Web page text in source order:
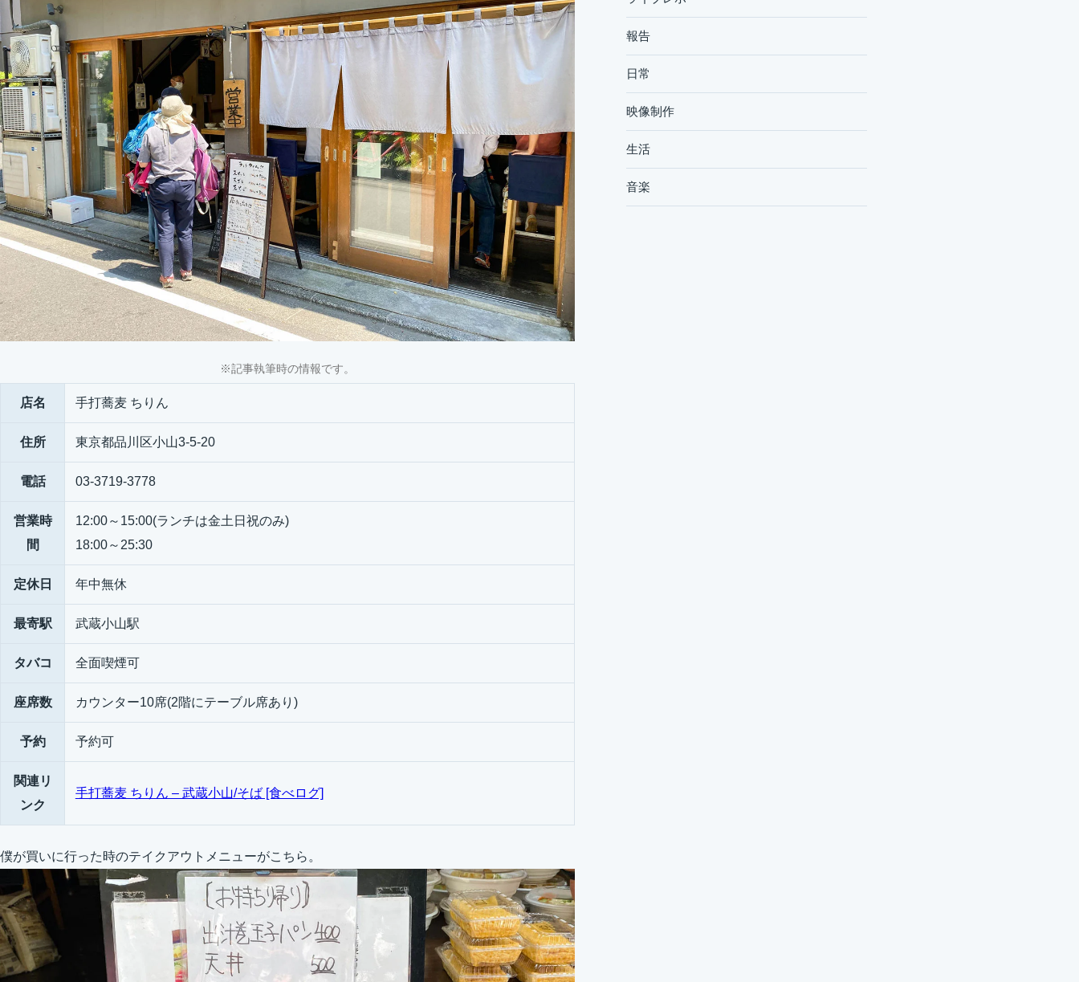
※記事執筆時の情報です。
店名 手打蕎麦 ちりん
住所 東京都品川区小山3-5-20
電話 03-3719-3778
営業時
間
12:00～15:00(ランチは金土日祝のみ)
18:00～25:30
定休日 年中無休
最寄駅 武蔵小山駅
タバコ 全面喫煙可
座席数 カウンター10席(2階にテーブル席あり)
予約 予約可
関連リ
ンク
手打蕎麦 ちりん – 武蔵小山/そば [食べログ]
僕が買いに行った時のテイクアウトメニューがこちら。
報告
日常
映像制作
生活
音楽